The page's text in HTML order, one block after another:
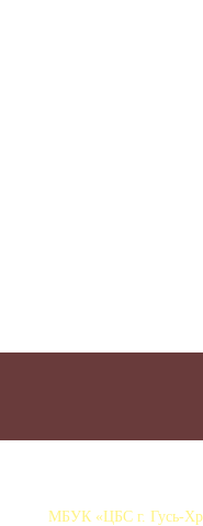
МБУК «ЦБС г. Гусь-